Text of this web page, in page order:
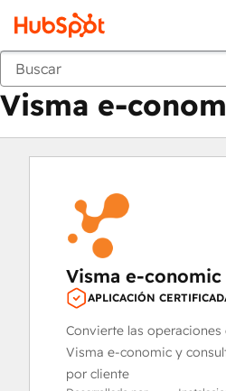
Mercado
Visma e-
Visma e-conomic
APLICACIÓN
Convierte las operaciones
Visma e-conomic y
por cliente